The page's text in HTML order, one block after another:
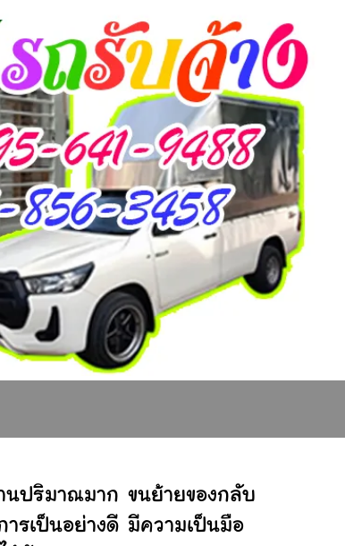
ปริมาณมาก ขนย้ายของกลับ
รเป็นอย่างดี มีความเป็นมือ